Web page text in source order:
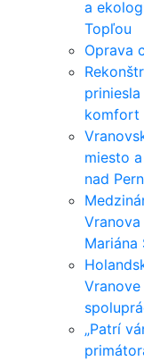
a
Topľou
Oprava
komfort
miesto
nad
Mariána
„Patrí